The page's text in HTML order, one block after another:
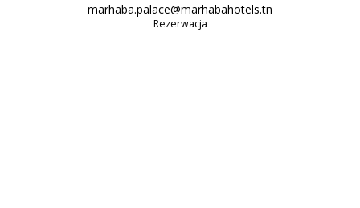
marhaba.palace@marhabahotels.tn
Rezerwacja